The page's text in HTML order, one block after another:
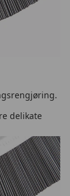
delikate